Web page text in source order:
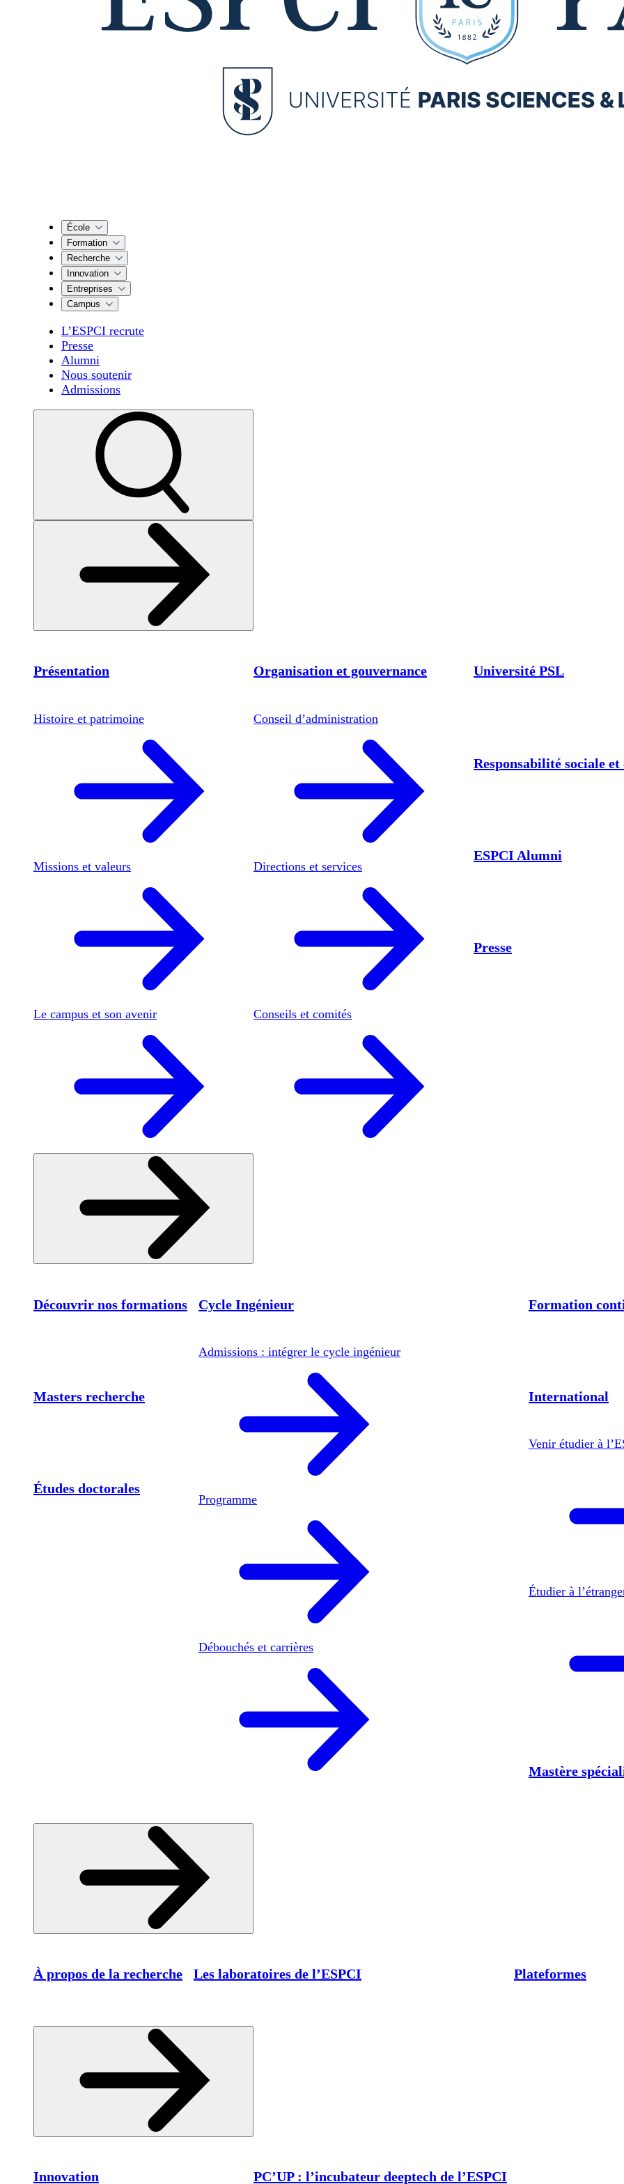
École
Formation
Recherche
Innovation
Entreprises
Campus
L’ESPCI recrute
Presse
Alumni
Nous soutenir
Admissions
Présentation
Histoire et patrimoine
Missions et valeurs
Le campus et son avenir
Organisation et gouvernance
Conseil d’administration
Directions et services
Conseils et comités
Université PSL
Responsabilité sociale
ESPCI Alumni
Presse
Découvrir nos formations Cycle Ingénieur
Admissions : intégrer le cycle ingénieur
Programme
Débouchés et carrières
Formation
International
Venir étudier à
Étudier à
Masters recherche
Études doctorales
Mastère
À propos de la recherche Les laboratoires de l’ESPCI Plateformes
Innovation PC’UP : l’incubateur deeptech de l’ESPCI